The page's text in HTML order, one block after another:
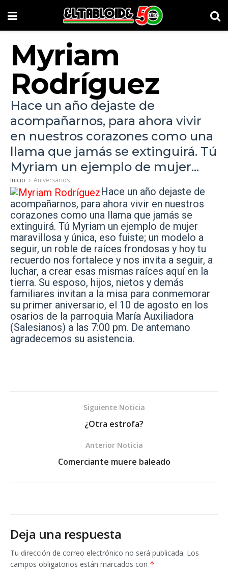
Myriam
Rodríguez
Hace un año dejaste de
acompañarnos, para ahora vivir
en nuestros corazones como una
llama que jamás se extinguirá. Tú
Myriam un ejemplo de mujer...
Inicio Aniversarios
Hace un año dejaste de
acompañarnos, para ahora vivir en nuestros
corazones como una llama que jamás se
extinguirá. Tú Myriam un ejemplo de mujer
maravillosa y única, eso fuiste; un modelo a
seguir, un roble de raíces frondosas y hoy tu
recuerdo nos fortalece y nos invita a seguir, a
luchar, a crear esas mismas raíces aquí en la
tierra. Su esposo, hijos, nietos y demás
familiares invitan a la misa para conmemorar
su primer aniversario, el 10 de agosto en los
osarios de la parroquia María Auxiliadora
(Salesianos) a las 7:00 pm. De antemano
agradecemos su asistencia.
Siguiente Noticia
¿Otra estrofa?
Anterior Noticia
Comerciante muere baleado
Deja una respuesta
Tu dirección de correo electrónico no será publicada. Los
campos obligatorios están marcados con *